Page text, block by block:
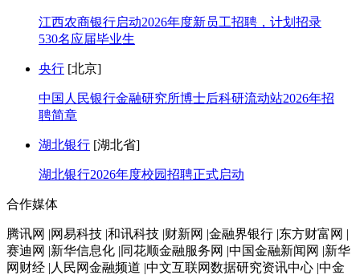
江西农商银行启动2026年度新员工招聘，计划招录
530名应届毕业生
央行 [北京]
中国人民银行金融研究所博士后科研流动站2026年招
聘简章
湖北银行 [湖北省]
湖北银行2026年度校园招聘正式启动
合作媒体
腾讯网 |网易科技 |和讯科技 |财新网 |金融界银行 |东方财富网 |
赛迪网 |新华信息化 |同花顺金融服务网 |中国金融新闻网 |新华
网财经 |人民网金融频道 |中文互联网数据研究资讯中心 |中金